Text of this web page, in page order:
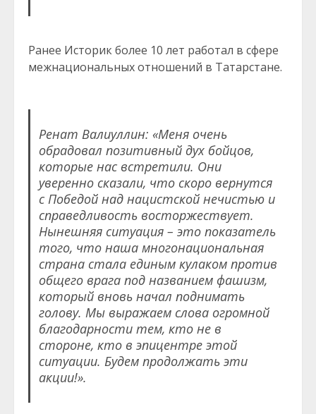
Ранее Историк более 10 лет работал в сфере
межнациональных отношений в Татарстане.
Ренат Валиуллин: «Меня очень
обрадовал позитивный дух бойцов,
которые нас встретили. Они
уверенно сказали, что скоро вернутся
с Победой над нацистской нечистью и
справедливость восторжествует.
Нынешняя ситуация – это показатель
того, что наша многонациональная
страна стала единым кулаком против
общего врага под названием фашизм,
который вновь начал поднимать
голову. Мы выражаем слова огромной
благодарности тем, кто не в
стороне, кто в эпицентре этой
ситуации. Будем продолжать эти
акции!».